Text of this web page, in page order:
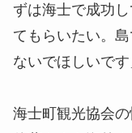
ずは海士で成功
てもらいたい。
ないでほしいです
海士町観光協会